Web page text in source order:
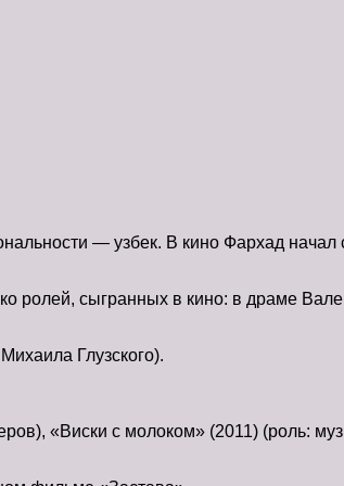
— узбек. В кино Фархад начал
ролей, сыгранных в кино: в драме
Глузского).
«Виски с молоком» (2011) (роль: